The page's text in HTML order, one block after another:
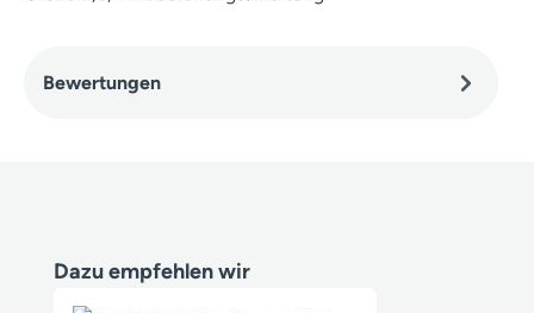
Bewertungen
Produktgalerie überspringen
Dazu empfehlen wir